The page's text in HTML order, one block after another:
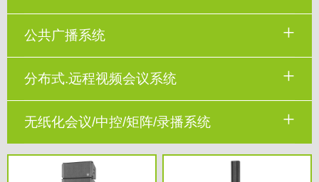
公共广播系统
分布式.远程视频会议系统
无纸化会议/中控/矩阵/录播系统